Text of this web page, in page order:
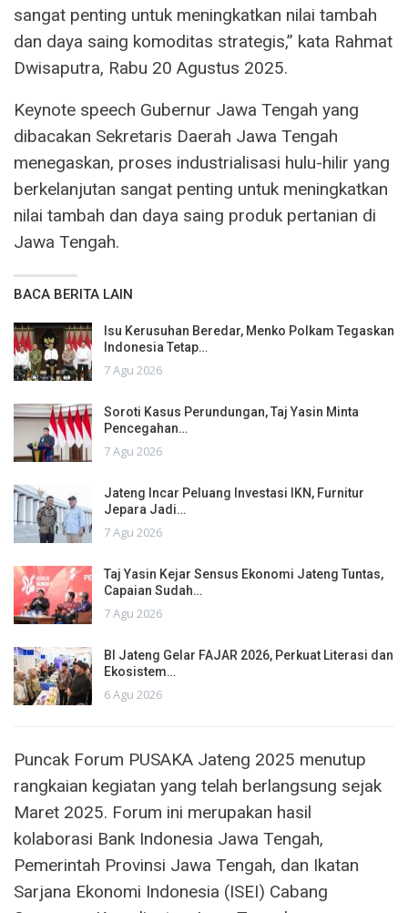
sangat penting untuk meningkatkan nilai tambah
dan daya saing komoditas strategis,” kata Rahmat
Dwisaputra, Rabu 20 Agustus 2025.
Keynote speech Gubernur Jawa Tengah yang
dibacakan Sekretaris Daerah Jawa Tengah
menegaskan, proses industrialisasi hulu-hilir yang
berkelanjutan sangat penting untuk meningkatkan
nilai tambah dan daya saing produk pertanian di
Jawa Tengah.
BACA BERITA LAIN
Isu Kerusuhan Beredar, Menko Polkam Tegaskan
Indonesia Tetap…
7 Agu 2026
Soroti Kasus Perundungan, Taj Yasin Minta
Pencegahan…
7 Agu 2026
Jateng Incar Peluang Investasi IKN, Furnitur
Jepara Jadi…
7 Agu 2026
Taj Yasin Kejar Sensus Ekonomi Jateng Tuntas,
Capaian Sudah…
7 Agu 2026
BI Jateng Gelar FAJAR 2026, Perkuat Literasi dan
Ekosistem…
6 Agu 2026
Puncak Forum PUSAKA Jateng 2025 menutup
rangkaian kegiatan yang telah berlangsung sejak
Maret 2025. Forum ini merupakan hasil
kolaborasi Bank Indonesia Jawa Tengah,
Pemerintah Provinsi Jawa Tengah, dan Ikatan
Sarjana Ekonomi Indonesia (ISEI) Cabang